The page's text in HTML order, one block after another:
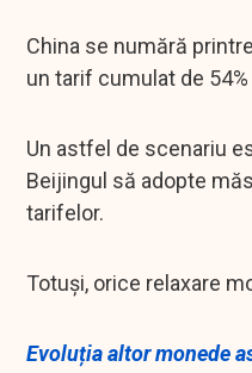
China se numără
un tarif cumulat de
Un astfel de scenariu
Beijingul să adopte
tarifelor.
Totuși, orice relaxare
Evoluția altor monede